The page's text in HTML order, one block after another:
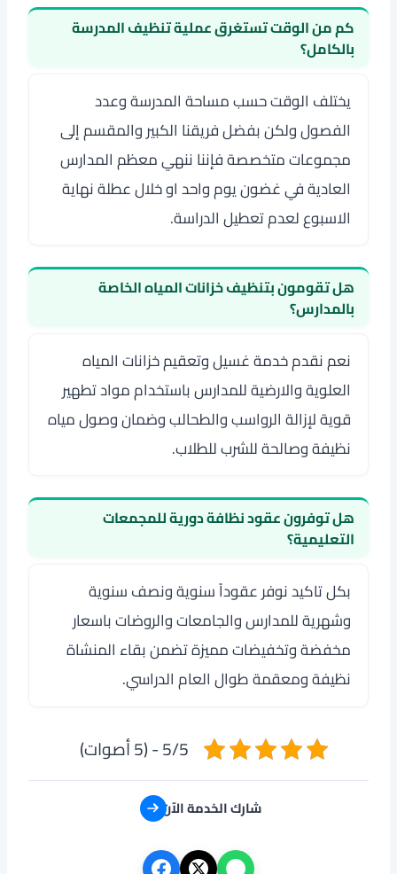
كم من الوقت تستغرق عملية تنظيف المدرسة
بالكامل؟
يختلف الوقت حسب مساحة المدرسة وعدد
الفصول ولكن بفضل فريقنا الكبير والمقسم إلى
مجموعات متخصصة فإننا ننهي معظم المدارس
العادية في غضون يوم واحد او خلال عطلة نهاية
الاسبوع لعدم تعطيل الدراسة.
هل تقومون بتنظيف خزانات المياه الخاصة
بالمدارس؟
نعم نقدم خدمة غسيل وتعقيم خزانات المياه
العلوية والارضية للمدارس باستخدام مواد تطهير
قوية لإزالة الرواسب والطحالب وضمان وصول مياه
نظيفة وصالحة للشرب للطلاب.
هل توفرون عقود نظافة دورية للمجمعات
التعليمية؟
بكل تاكيد نوفر عقوداً سنوية ونصف سنوية
وشهرية للمدارس والجامعات والروضات باسعار
مخفضة وتخفيضات مميزة تضمن بقاء المنشاة
نظيفة ومعقمة طوال العام الدراسي.
5/5 - (5 أصوات)
شارك الخدمة الآن